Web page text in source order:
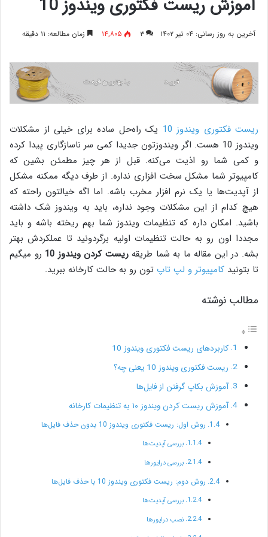
آموزش ریست فکتوری ویندوز 10
آخرین به روز رسانی: ۰۴ تیر ۱۴۰۲ ۳ ۱۴,۸۰۵ زمان مطالعه: ۱۱ دقیقه
ریست فکتوری ویندوز 10
یک راه‌حل ساده برای خیلی از مشکلات
ویندوز 10 هست. اگر ویندوزتون جدیدا کمی سر ناسازگاری پیدا کرده
و کمی شما رو اذیت می‌کنه. قبل از هر چیز مطمئن بشین که
کامپیوتر شما مشکل سخت افزاری نداره. از طرف دیگه ممکنه مشکل
از آپدیت‌ها یا یک نرم افزار مخرب باشه. اما اگه خیالتون راحته که
هیچ کدام از این مشکلات وجود نداره، باید به ویندوز شک داشته
باشید. امکان داره که تنظیمات ویندوز شما بهم ریخته باشه و باید
مجددا اون رو به حالت تنظیمات اولیه برگردونید تا عملکردش بهتر
بشه. در این مقاله ما به شما طریقهریست کردن ویندوز 10
رو میگیم
تا بتونید کامپیوتر و لپ تاپ تون رو به حالت کارخانه ببرید.
مطالب نوشته
کاربردهای ریست فکتوری ویندوز 10
ریست فکتوری ویندوز 10 یعنی چه؟
آموزش بکاپ گرفتن از فایل‌ها
آموزش ریست کردن ویندوز ۱۰ به تنظیمات کارخانه
روش اول: ریست فکتوری ویندوز 10 بدون حذف فایل‌ها
بررسی آپدیت‌ها
بررسی درایورها
روش دوم: ریست فکتوری ویندوز 10 با حذف فایل‌ها
بررسی آپدیت‌ها
نصب درایورها